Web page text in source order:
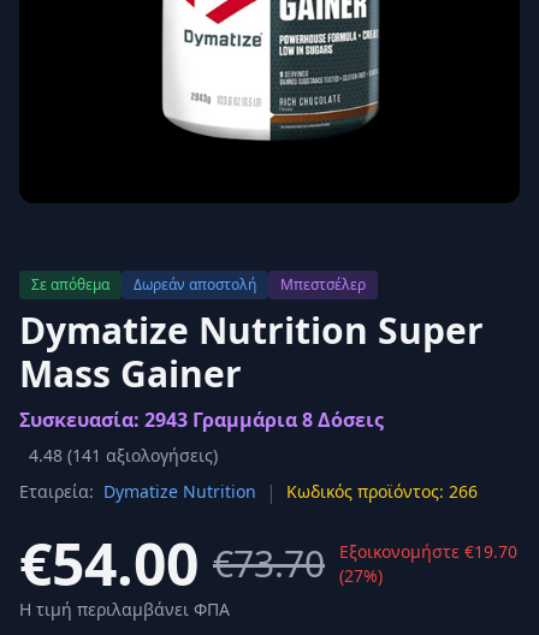
Σε απόθεμα Δωρεάν αποστολή Μπεστσέλερ
Dymatize Nutrition Super
Mass Gainer
Συσκευασία: 2943 Γραμμάρια 8 Δόσεις
4.48 (141 αξιολογήσεις)
Εταιρεία: Dymatize Nutrition | Κωδικός προϊόντος: 266
€54.00 €73.70
Εξοικονομήστε €19.70
(27%)
Η τιμή περιλαμβάνει ΦΠΑ